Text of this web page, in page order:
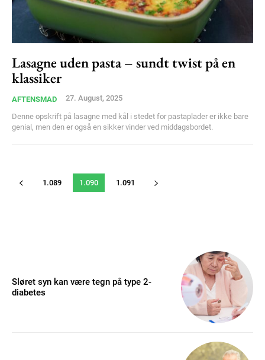
Lasagne uden pasta – sundt twist på en
klassiker
AFTENSMAD 27. August, 2025
Denne opskrift på lasagne med kål i stedet for pastaplader er ikke bare
genial, men den er også en sikker vinder ved middagsbordet.
1.089 1.090 1.091
Sløret syn kan være tegn på type 2-
diabetes